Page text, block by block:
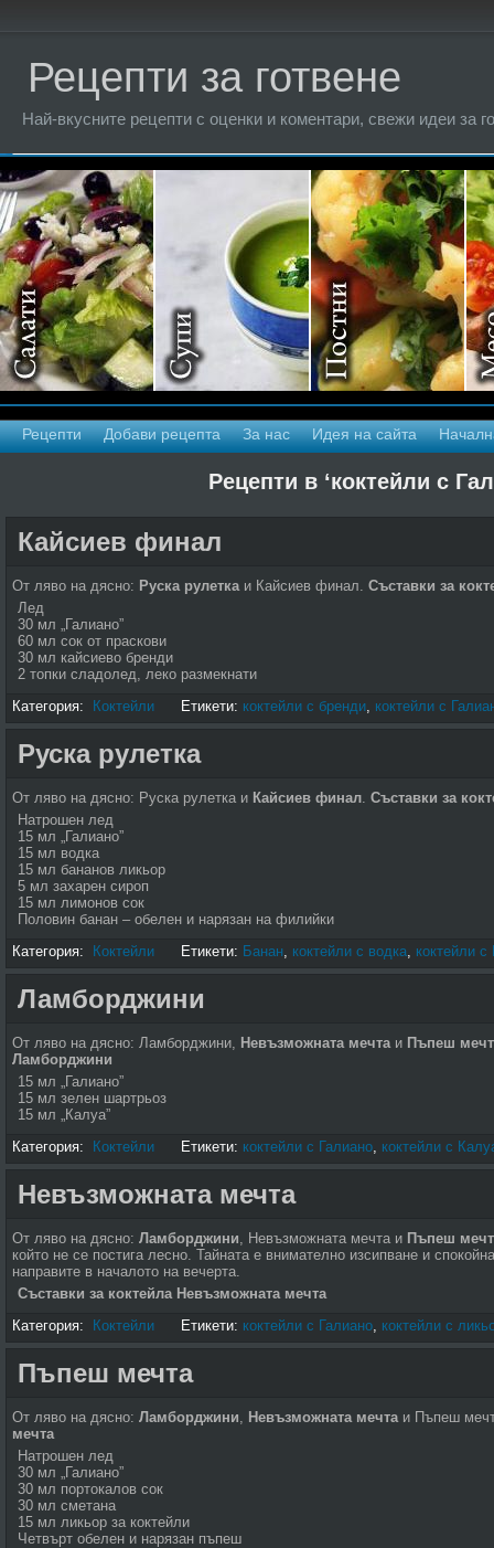
Рецепти за готвене
Най-вкусните рецепти с оценки и коментари, свежи идеи за
Рецепти Добави рецепта За нас Идея на сайта
Рецепти в ‘коктейли с
Кайсиев финал
От ляво на дясно: Руска рулеткаи Кайсиев финал. Съставки за
Лед
30 мл „Галиано”
60 мл сок от праскови
30 мл кайсиево бренди
2 топки сладолед, леко размекнати
Категория:
Коктейли Етикети: коктейли с бренди, коктейли с
Руска рулетка
От ляво на дясно: Руска рулетка и Кайсиев финал. Съставки за
Натрошен лед
15 мл „Галиано”
15 мл водка
15 мл бананов ликьор
5 мл захарен сироп
15 мл лимонов сок
Половин банан – обелен и нарязан на филийки
Категория:
Коктейли Етикети: Банан, коктейли с водка, коктейли с
Ламборджини
От ляво на дясно: Ламборджини, Невъзможната мечтаи Пъпеш
Ламборджини
15 мл „Галиано”
15 мл зелен шартрьоз
15 мл „Калуа”
Категория:
Коктейли Етикети: коктейли с Галиано, коктейли с
Невъзможната мечта
От ляво на дясно: Ламборджини, Невъзможната мечта и Пъпеш
който не се постига лесно. Тайната е внимателно изсипване и
направите в началото на вечерта.
Съставки за коктейла Невъзможната мечта
Категория:
Коктейли Етикети: коктейли с Галиано, коктейли с
Пъпеш мечта
От ляво на дясно: Ламборджини, Невъзможната мечтаи Пъпеш
мечта
Натрошен лед
30 мл „Галиано”
30 мл портокалов сок
30 мл сметана
15 мл ликьор за коктейли
Четвърт обелен и нарязан пъпеш